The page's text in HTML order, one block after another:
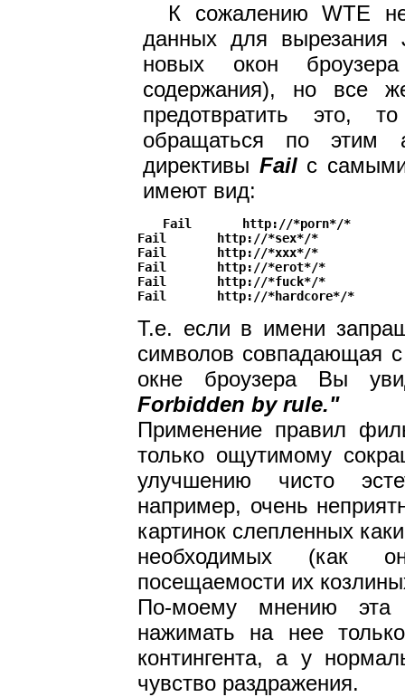
К сожалению WTE
данных для вырезания
новых окон броузера
содержания), но все
предотвратить это,
обращаться по этим
директивы Failс
имеют вид:
Fail       http://*porn*/*
Fail       http://*sex*/*
Fail       http://*xxx*/*
Fail       http://*erot*/*
Fail       http://*fuck*/*
Т.е. если в имени
символов совпадающая
окне броузера Вы
Forbidden by rule."
Применение правил
только ощутимому
улучшению чисто
например, очень
картинок слепленных
необходимых (как
посещаемости их
По-моему мнению эта
нажимать на нее
контингента, а у
чувство раздражения.